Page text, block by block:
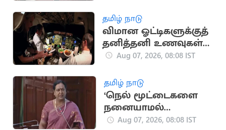
பிரேமலதா
தமிழ் நாடு
விமான ஓட்டிகளுக்குத்
தனித்தனி உணவுகள்
ஏன் தெரியுமா?
Aug 07, 2026, 08:08 IST
தமிழ் நாடு
‘நெல் மூட்டைகளை
நனையாமல்
பாதுகாக்க வேண்டும்’..
Aug 07, 2026, 08:08 IST